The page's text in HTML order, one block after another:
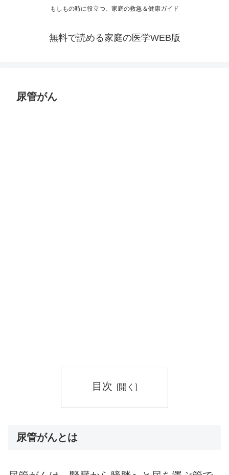
もしもの時に役立つ、家庭の救急＆健康ガイド
無料で読める家庭の医学WEB版
尿管がん
目次
尿管がんとは